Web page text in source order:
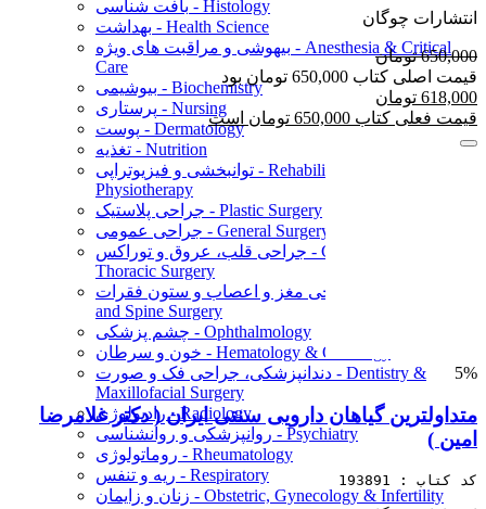
بافت شناسی - Histology
بهداشت - Health Science
بیهوشی و مراقبت های ویژه - Anesthesia & Critical
Care
بیوشیمی - Biochemistry
پرستاری - Nursing
پوست - Dermatology
تغذیه - Nutrition
توانبخشی و فیزیوتراپی - Rehabilitation and
Physiotherapy
جراحی پلاستیک - Plastic Surgery
جراحی عمومی - General Surgery
جراحی قلب، عروق و توراکس - Cardiac, Vascular &
Thoracic Surgery
جراحی مغز و اعصاب و ستون فقرات - Neurological
and Spine Surgery
چشم پزشکی - Ophthalmology
خون و سرطان - Hematology & Oncology
دندانپزشکی، جراحی فک و صورت - Dentistry &
Maxillofacial Surgery
رادیولوژی - Radiology
روانپزشکی و روانشناسی - Psychiatry
روماتولوژی - Rheumatology
ریه و تنفس - Respiratory
زنان و زایمان - Obstetric, Gynecology & Infertility
انتشارات چوگان
650,000 تومان
قیمت اصلی کتاب 650,000 تومان بود
618,000 تومان
قیمت فعلی کتاب 650,000 تومان است
5%
متداولترین گیاهان دارویی سنتی ایران ( دکتر غلامرضا
امین )
کد کتاب : 193891